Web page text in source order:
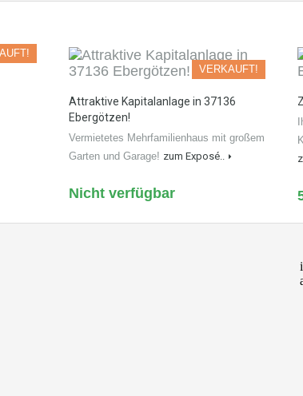
VERKAUFT!
Attraktive Kapitalanlage in 37136
Ebergötzen!
Vermietetes Mehrfamilienhaus mit großem
Garten und Garage! zum Exposé..
Nicht verfügbar